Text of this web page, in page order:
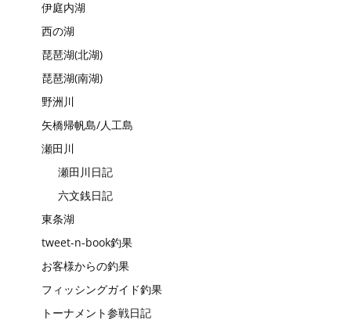
伊庭内湖
西の湖
琵琶湖(北湖)
琵琶湖(南湖)
野洲川
矢橋帰帆島/人工島
瀬田川
瀬田川日記
六文銭日記
東条湖
tweet-n-book釣果
お客様からの釣果
フィッシングガイド釣果
トーナメント参戦日記